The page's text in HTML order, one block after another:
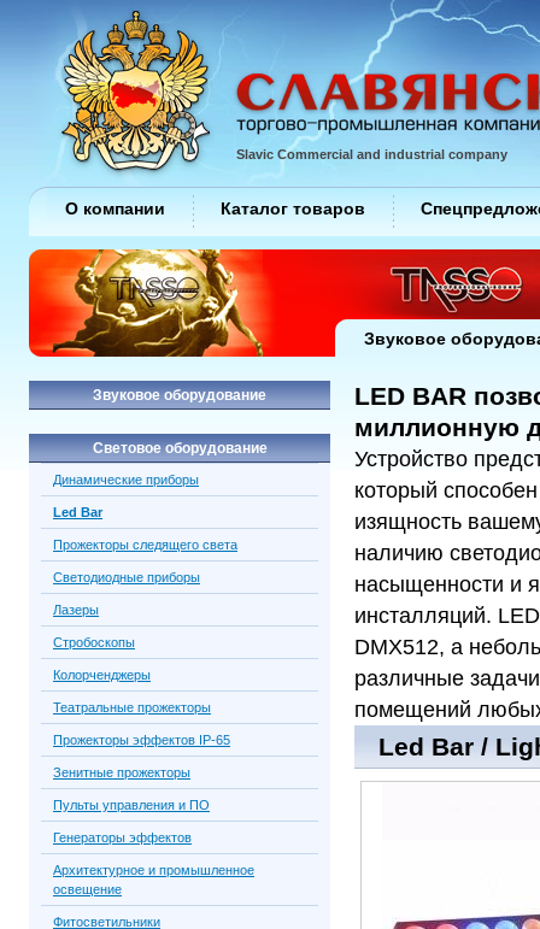
LED BAR
миллионную
Устройство
который
изящность
наличию
насыщенности и
инсталляций.
DMX512, а
различные
помещений
Led Bar /
Звуковое оборудование
Световое оборудование
Динамические приборы
Led Bar
Прожекторы следящего света
Светодиодные приборы
Лазеры
Стробоскопы
Колорченджеры
Театральные прожекторы
Прожекторы эффектов IP-65
Зенитные прожекторы
Пульты управления и ПО
Генераторы эффектов
Архитектурное и промышленное
освещение
Фитосветильники
Slavic Commercial and industrial company
О компании Каталог товаров
Звуковое